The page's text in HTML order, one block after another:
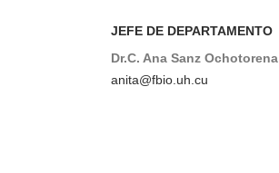
JEFE DE DEPARTAMENTO
Dr.C. Ana Sanz Ochotorena
anita@fbio.uh.cu